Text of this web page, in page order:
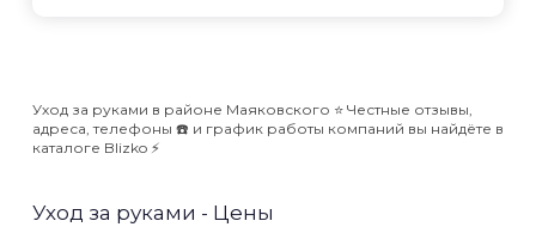
Уход за руками в районе Маяковского ⭐️ Честные отзывы,
адреса, телефоны ☎️ и график работы компаний вы найдёте в
каталоге Blizko ⚡️
Уход за руками - Цены